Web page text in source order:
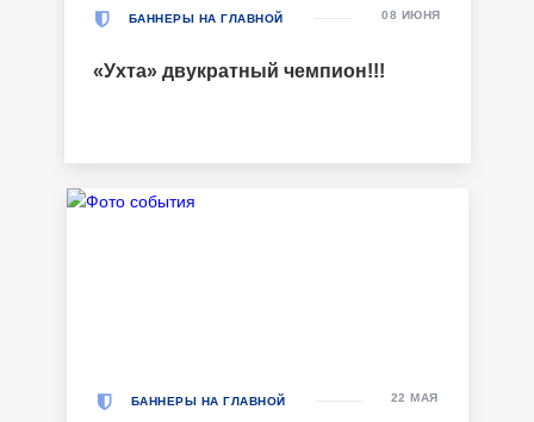
БАННЕРЫ НА ГЛАВНОЙ
«Ухта» двукратный чемпион!!!
08 ИЮНЯ
БАННЕРЫ НА ГЛАВНОЙ 22 МАЯ